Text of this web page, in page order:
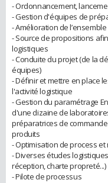
- Ordonnancement,
- Gestion d'équipes de
- Amélioration de
- Source de propositions
logistiques
- Conduite du projet (de la
équipes)
- Définir et mettre en place
l'activité logistique
- Gestion du paramétrage
d'une dizaine de
préparatrices de
produits
- Optimisation de process
- Diverses études
réception, charte propreté...)
- Pilote de processus